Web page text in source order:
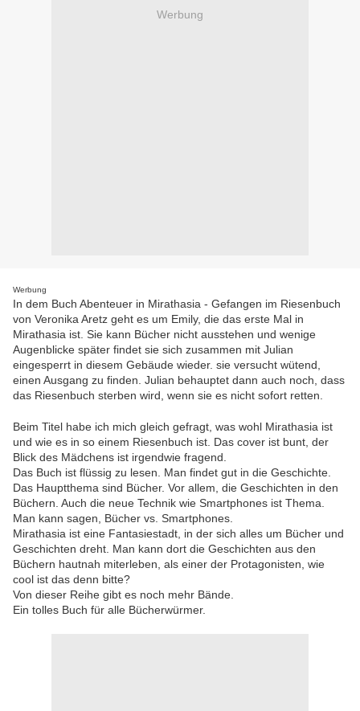
Werbung
Werbung
In dem Buch Abenteuer in Mirathasia - Gefangen im Riesenbuch
von Veronika Aretz geht es um Emily, die das erste Mal in
Mirathasia ist. Sie kann Bücher nicht ausstehen und wenige
Augenblicke später findet sie sich zusammen mit Julian
eingesperrt in diesem Gebäude wieder. sie versucht wütend,
einen Ausgang zu finden. Julian behauptet dann auch noch, dass
das Riesenbuch sterben wird, wenn sie es nicht sofort retten.
Beim Titel habe ich mich gleich gefragt, was wohl Mirathasia ist
und wie es in so einem Riesenbuch ist. Das cover ist bunt, der
Blick des Mädchens ist irgendwie fragend.
Das Buch ist flüssig zu lesen. Man findet gut in die Geschichte.
Das Hauptthema sind Bücher. Vor allem, die Geschichten in den
Büchern. Auch die neue Technik wie Smartphones ist Thema.
Man kann sagen, Bücher vs. Smartphones.
Mirathasia ist eine Fantasiestadt, in der sich alles um Bücher und
Geschichten dreht. Man kann dort die Geschichten aus den
Büchern hautnah miterleben, als einer der Protagonisten, wie
cool ist das denn bitte?
Von dieser Reihe gibt es noch mehr Bände.
Ein tolles Buch für alle Bücherwürmer.